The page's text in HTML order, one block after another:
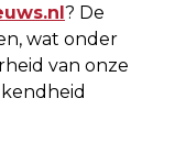
? De
wat onder
van onze